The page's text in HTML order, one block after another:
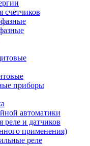
счетчиков
приборы
автоматики
реле и датчиков
применения)
реле